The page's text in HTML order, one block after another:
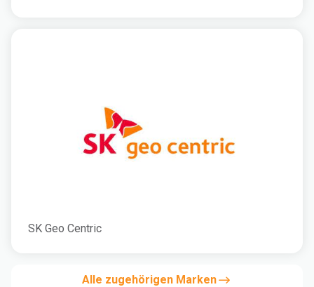
SK Geo Centric
Alle zugehörigen Marken